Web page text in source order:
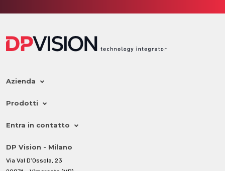
Azienda
Prodotti
Entra in contatto
DP Vision - Milano
Via Val D’Ossola, 23